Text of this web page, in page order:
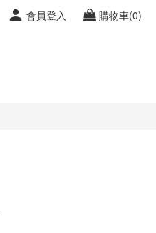
會員登入 購物車(0)
立即購買